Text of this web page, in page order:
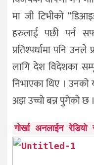
मा जी टिभीको
हरुलाई पछी पर्न
प्रतिश्पर्धामा पनि
लागि देश विदेशका
निभाएका थिए ।
अझ उच्चो बन्न पुगेको छ ।
गोर्खा अनलाईन रेडियो